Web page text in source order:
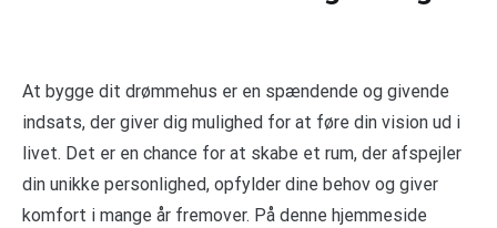
At bygge dit drømmehus er en spændende og givende
indsats, der giver dig mulighed for at føre din vision ud i
livet. Det er en chance for at skabe et rum, der afspejler
din unikke personlighed, opfylder dine behov og giver
komfort i mange år fremover. På denne hjemmeside